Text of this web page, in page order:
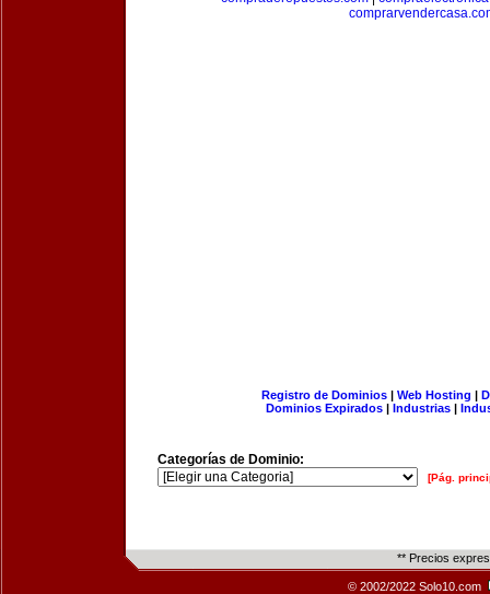
Registro de Dominios| Web Hosting |
Dominios Expirados | Industrias |
Categorías de Dominio:
[Pág.
** Precios
© 2002/2022 Solo10.com